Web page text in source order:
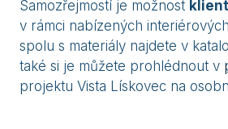
Samozřejmostí je možnost
v rámci nabízených
spolu s materiály najdete v
také si je můžete prohlédnout v
projektu Vista Lískovec na